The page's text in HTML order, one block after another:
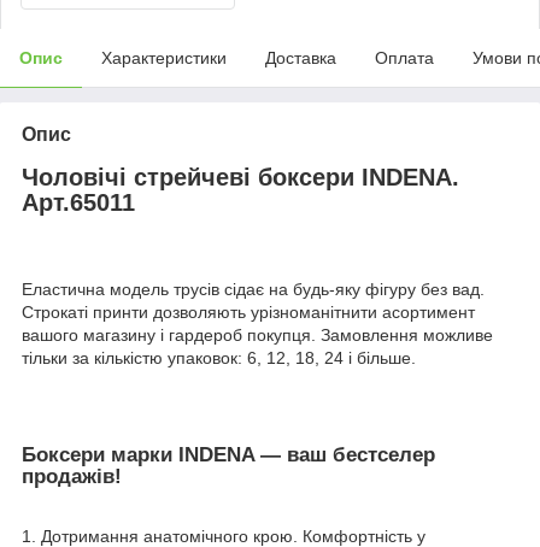
Опис Характеристики Доставка Оплата Умови
Опис
Чоловічі стрейчеві боксери INDENA.
Арт.65011
Еластична модель трусів сідає на будь-яку фігуру без вад.
Строкаті принти дозволяють урізноманітнити асортимент
вашого магазину і гардероб покупця. Замовлення можливе
тільки за кількістю упаковок: 6, 12, 18, 24 і більше.
Боксери марки INDENA — ваш бестселер
продажів!
1. Дотримання анатомічного крою. Комфортність у